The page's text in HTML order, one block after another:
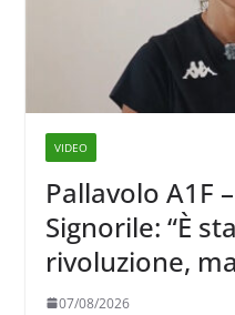
VIDEO
Pallavolo A1F
Signorile: “È
rivoluzione,
chiare siu cosa
07/08/2026